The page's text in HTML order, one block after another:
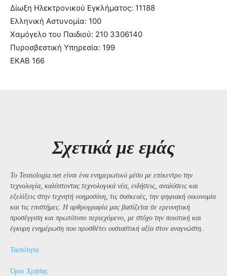
Δίωξη Ηλεκτρονικού Εγκλήματος: 11188
Ελληνική Αστυνομία: 100
Χαμόγελο του Παιδιού: 210 3306140
Πυροσβεστική Υπηρεσία: 199
ΕΚΑΒ 166
Σχετικά με εμάς
Το Texnologia.net είναι ένα ενημερωτικό μέσο με επίκεντρο την
τεχνολογία, καλύπτοντας τεχνολογικά νέα, ειδήσεις, αναλύσεις και
εξελίξεις στην τεχνητή νοημοσύνη, τις συσκευές, την ψηφιακή οικονομία
και τις επιστήμες. Η αρθρογραφία μας βασίζεται σε ερευνητική
προσέγγιση και πρωτότυπο περιεχόμενο, με στόχο την ποιοτική και
έγκυρη ενημέρωση που προσθέτει ουσιαστική αξία στον αναγνώστη..
Ταυτότητα
Όροι Χρήσης